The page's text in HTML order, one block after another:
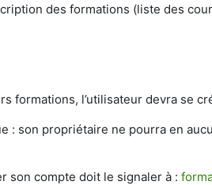
des formations (liste des
formations, l’utilisateur devra se
: son propriétaire ne pourra en
son compte doit le signaler à :